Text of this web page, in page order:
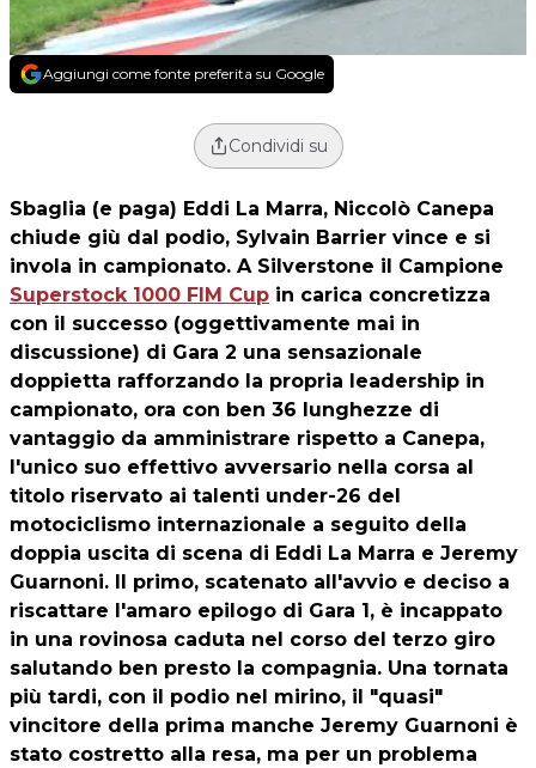
Aggiungi come fonte preferita su Google
Condividi su
Sbaglia (e paga) Eddi La Marra, Niccolò Canepa
chiude giù dal podio, Sylvain Barrier vince e si
invola in campionato. A Silverstone il Campione
Superstock 1000 FIM Cup in carica concretizza
con il successo (oggettivamente mai in
discussione) di Gara 2 una sensazionale
doppietta rafforzando la propria leadership in
campionato, ora con ben 36 lunghezze di
vantaggio da amministrare rispetto a Canepa,
l'unico suo effettivo avversario nella corsa al
titolo riservato ai talenti under-26 del
motociclismo internazionale a seguito della
doppia uscita di scena di Eddi La Marra e Jeremy
Guarnoni. Il primo, scatenato all'avvio e deciso a
riscattare l'amaro epilogo di Gara 1, è incappato
in una rovinosa caduta nel corso del terzo giro
salutando ben presto la compagnia. Una tornata
più tardi, con il podio nel mirino, il "quasi"
vincitore della prima manche Jeremy Guarnoni è
stato costretto alla resa, ma per un problema